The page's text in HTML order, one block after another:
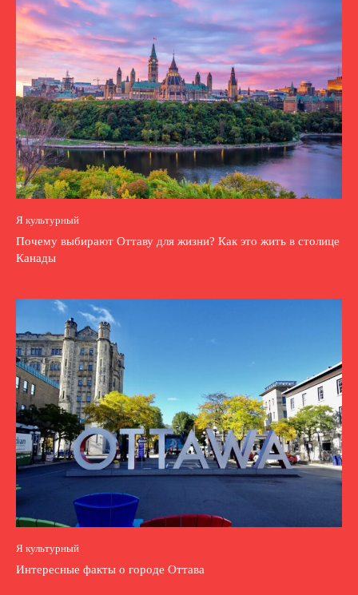
Я культурный
Почему выбирают Оттаву для жизни? Как это жить в столице
Канады
Я культурный
Интересные факты о городе Оттава